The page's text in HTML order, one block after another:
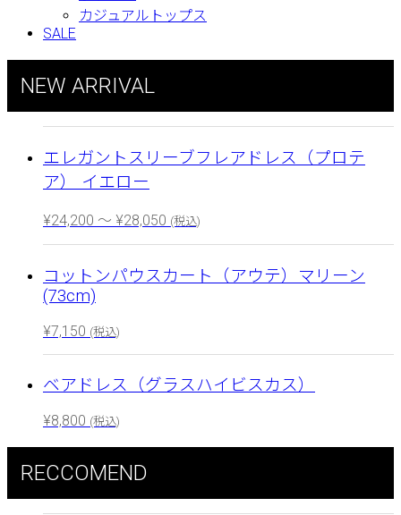
カジュアルトップス
SALE
NEW ARRIVAL
エレガントスリーブフレアドレス（プロテ
ア） イエロー
¥24,200 ～ ¥28,050 (税込)
コットンパウスカート（アウテ）マリーン
(73cm)
¥7,150 (税込)
ベアドレス（グラスハイビスカス）
¥8,800 (税込)
RECCOMEND